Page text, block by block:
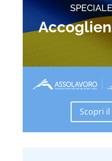
Scopri